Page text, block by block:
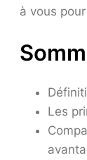
à vous
Les